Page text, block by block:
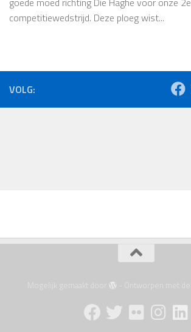
competitiewedstrijd. Deze ploeg wist...
VOLG:
Mogelijk gemaakt door - Ontworpen met de